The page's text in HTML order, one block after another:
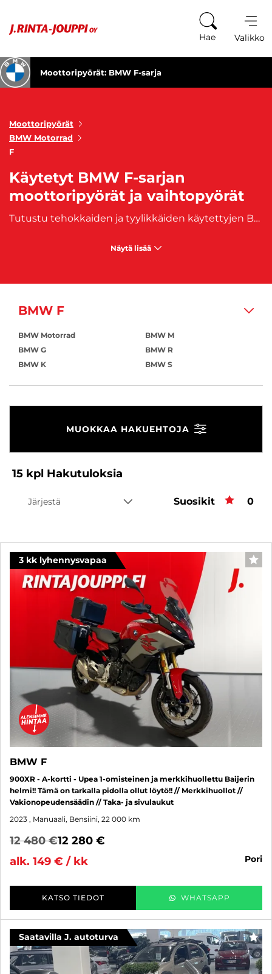
Hae Valikko
Moottoripyörät: BMW F-sarja
Moottoripyörät
BMW Motorrad
F
Käytetyt BMW F-sarjan
moottoripyörät ja vaihtopyörät
Tutustu tehokkaiden ja tyylikkäiden käytettyjen BMW F-sarjan moottoripyörien maailmaan! Meiltä löydät huolella valitut moottoripyörät, jotka tarjoavat ainutlaatuisen ajokokemuksen. Koe tehokas suorituskyky, elegantti muotoilu ja luotettava tekniikka – kaikki yhdessä paketissa. Olemme ylpeitä voidessamme tarjota laadukkaita vaihtoehtoja moottoripyöräharrastajille. Tutustu valikoimaamme ja löydä unelmiesi BMW F-sarjan moottoripyörä! BMW F-sarjan moottoripyörät ovat tunnettuja tinkimättömästä suorituskyvystään ja tyylikkäästä designistaan. Tehokkaat moottorit tarjoavat dynaamisen ajokokemuksen niin kaupunkiliikenteessä kuin maanteilläkin. Ainutlaatuinen ajonautinto yhdistyy laadukkaaseen tekniikkaan, mikä tekee BMW F-sarjan moottoripyöristä haluttuja hankintoja moottoripyöräharrastajien keskuudessa. Oli intohimosi sitten tehokas touring tai urheilullinen kaupunkiajo, löydät meiltä laajan valikoiman vaihtoehtoja, jotka vastaavat tarpeitasi. Osta käytetty BMW F-sarjan moottoripyörä meiltä ja astu moottoripyöräilyn maailmaan tyylikkäästi ja luotettavasti. Tutustu valikoimaamme nyt ja löydä juuri se moottoripyörä, joka täyttää odotuksesi ja vie ajonautintosi uudelle tasolle!
Näytä lisää
BMW F
BMW Motorrad
BMW G
BMW K
BMW M
BMW R
BMW S
MUOKKAA HAKUEHTOJA
15 kpl Hakutuloksia
Järjestä Suosikit 0
3 kk lyhennysvapaa
BMW F
900XR - A-kortti - Upea 1-omisteinen ja merkkihuollettu Baijerin
helmi!! Tämä on tarkalla pidolla ollut löytö!! // Merkkihuollot //
Vakionopeudensäädin // Taka- ja sivulaukut
2023 , Manuaali, Bensiini, 22 000 km
12 480 €12 280 €
alk. 149 € / kk
pori
KATSO TIEDOT WHATSAPP
Saatavilla J. autoturva